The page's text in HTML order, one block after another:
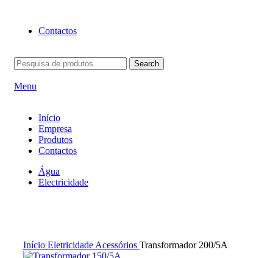
Contactos
Search
Menu
Início
Empresa
Produtos
Contactos
Água
Electricidade
Início Eletricidade Acessórios Transformador 200/5A